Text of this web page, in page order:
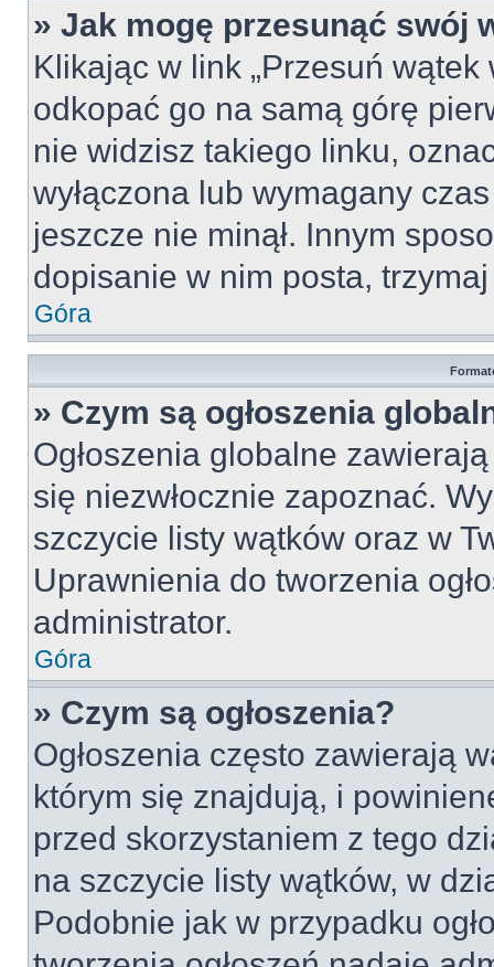
» Jak mogę przesunąć swój
Klikając w link „Przesuń
odkopać go na samą górę
nie widzisz takiego linku,
wyłączona lub wymagany
jeszcze nie minął. Innym
dopisanie w nim posta,
Góra
» Czym są ogłoszenia
Ogłoszenia globalne
się niezwłocznie zapoznać.
szczycie listy wątków oraz w
Uprawnienia do tworzenia
administrator.
Góra
» Czym są ogłoszenia?
Ogłoszenia często zawierają
którym się znajdują, i
przed skorzystaniem z tego
na szczycie listy wątków, w
Podobnie jak w przypadku